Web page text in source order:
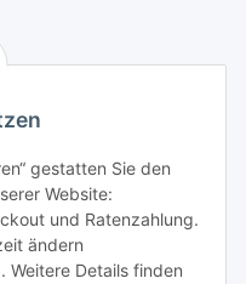
gestatten Sie den
Website:
und Ratenzahlung.
ändern
Weitere Details finden